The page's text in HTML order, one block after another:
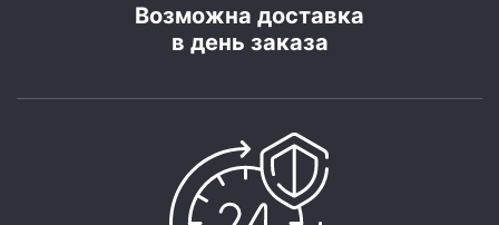
Возможна доставка
в день заказа